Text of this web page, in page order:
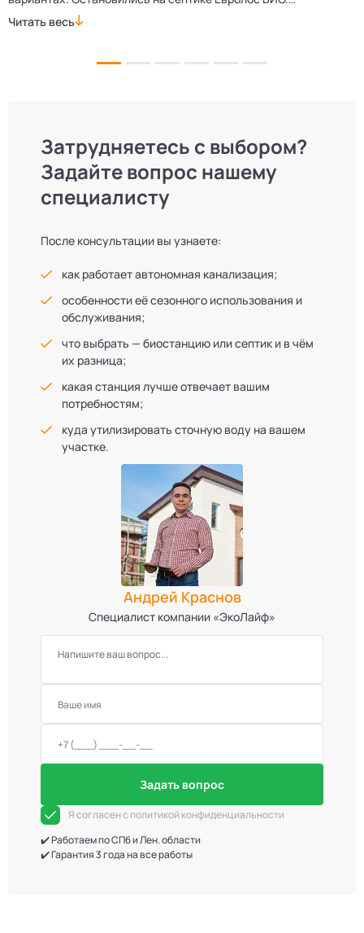
Монтажники приехали вовремя, установили всё быстро
Читать весь
Затрудняетесь с выбором?
Задайте вопрос нашему
специалисту
После консультации вы узнаете:
как работает автономная канализация;
особенности её сезонного использования и
обслуживания;
что выбрать — биостанцию или септик и в чём
их разница;
какая станция лучше отвечает вашим
потребностям;
куда утилизировать сточную воду на вашем
участке.
Андрей Краснов
Специалист компании «ЭкоЛайф»
Задать вопрос
Я согласен с политикой конфиденциальности
✔️ Работаем по СПб и Лен. области
✔️ Гарантия 3 года на все работы